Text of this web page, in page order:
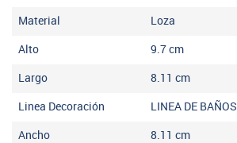
Material Loza
Alto 9.7cm
Largo 8.11 cm
Linea Decoración LINEA DE BAÑOS
Ancho 8.11 cm